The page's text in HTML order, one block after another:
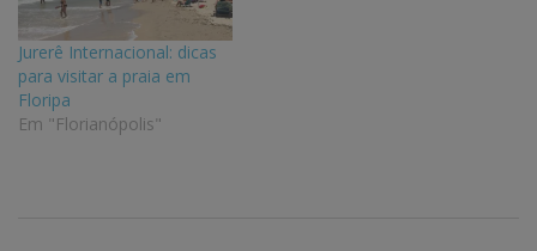
Jurerê Internacional: dicas
para visitar a praia em
Floripa
Em "Florianópolis"